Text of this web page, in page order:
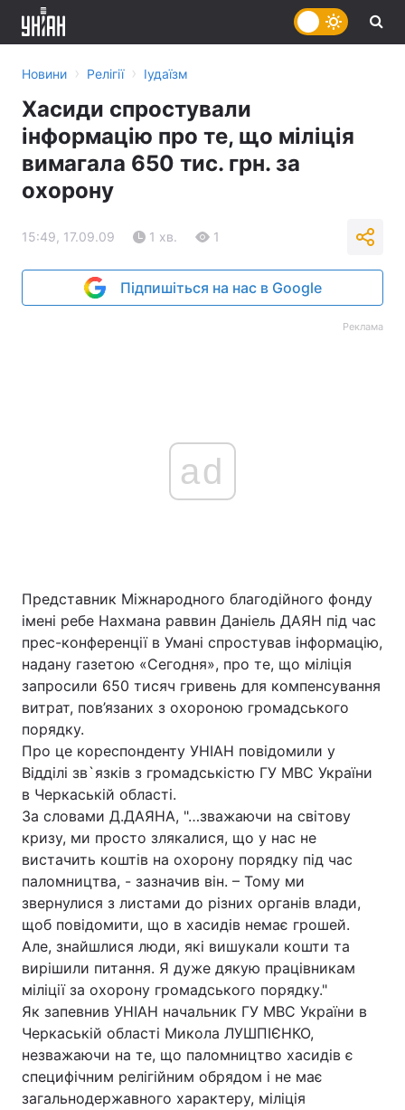
Головна Війна
Україна Політика
Економіка Світ
Спорт Наука
Техно і зв'язок
Зброя Інциденти
Новини › Релігії › Іудаїзм
Хасиди спростували
інформацію про те, що міліція
вимагала 650 тис. грн. за
охорону
15:49, 17.09.09 1 хв. 1
Підпишіться на нас в Google
Реклама
ad
Представник Міжнародного благодійного фонду
імені ребе Нахмана раввин Даніель ДАЯН під час
прес-конференції в Умані спростував інформацію,
надану газетою «Сегодня», про те, що міліція
запросили 650 тисяч гривень для компенсування
витрат, пов’язаних з охороною громадського
порядку.
Про це кореспонденту УНІАН повідомили у
Відділі зв`язків з громадськістю ГУ МВС України
в Черкаській області.
За словами Д.ДАЯНА, "…зважаючи на світову
кризу, ми просто злякалися, що у нас не
вистачить коштів на охорону порядку під час
паломництва, - зазначив він. – Тому ми
звернулися з листами до різних органів влади,
щоб повідомити, що в хасидів немає грошей.
Але, знайшлися люди, які вишукали кошти та
вирішили питання. Я дуже дякую працівникам
міліції за охорону громадського порядку."
Як запевнив УНІАН начальник ГУ МВС України в
Черкаській області Микола ЛУШПІЄНКО,
незважаючи на те, що паломництво хасидів є
специфічним релігійним обрядом і не має
загальнодержавного характеру, міліція